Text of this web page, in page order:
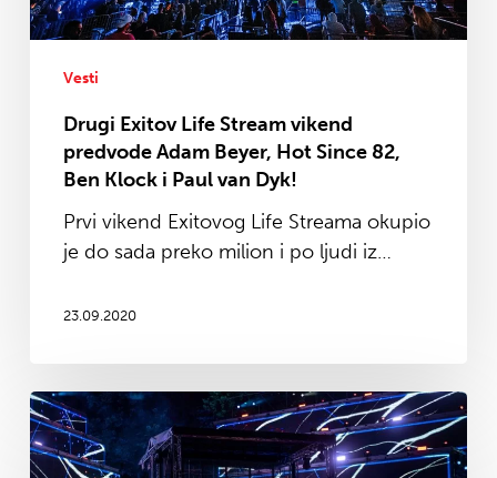
Beyer,
Hot
Since
Klock
Paul
Vesti
Drugi Exitov Life Stream vikend
predvode Adam Beyer, Hot Since 82,
Ben Klock i Paul van Dyk!
Prvi vikend Exitovog Life Streama okupio
je do sada preko milion i po ljudi iz…
23.09.2020
Danas
počinje
emitovanje